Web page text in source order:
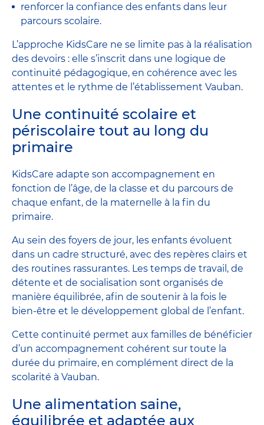
renforcer la confiance des enfants dans leur
parcours scolaire.
L’approche KidsCare ne se limite pas à la réalisation
des devoirs : elle s’inscrit dans une logique de
continuité pédagogique, en cohérence avec les
attentes et le rythme de l’établissement Vauban.
Une continuité scolaire et
périscolaire tout au long du
primaire
KidsCare adapte son accompagnement en
fonction de l’âge, de la classe et du parcours de
chaque enfant, de la maternelle à la fin du
primaire.
Au sein des foyers de jour, les enfants évoluent
dans un cadre structuré, avec des repères clairs et
des routines rassurantes. Les temps de travail, de
détente et de socialisation sont organisés de
manière équilibrée, afin de soutenir à la fois le
bien-être et le développement global de l’enfant.
Cette continuité permet aux familles de bénéficier
d’un accompagnement cohérent sur toute la
durée du primaire, en complément direct de la
scolarité à Vauban.
Une alimentation saine,
équilibrée et adaptée aux